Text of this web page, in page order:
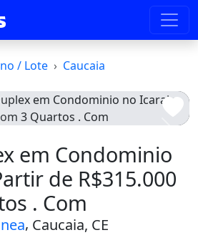
/ Lote Caucaia
em Condominio
de R$315.000
. Com
, Caucaia, CE